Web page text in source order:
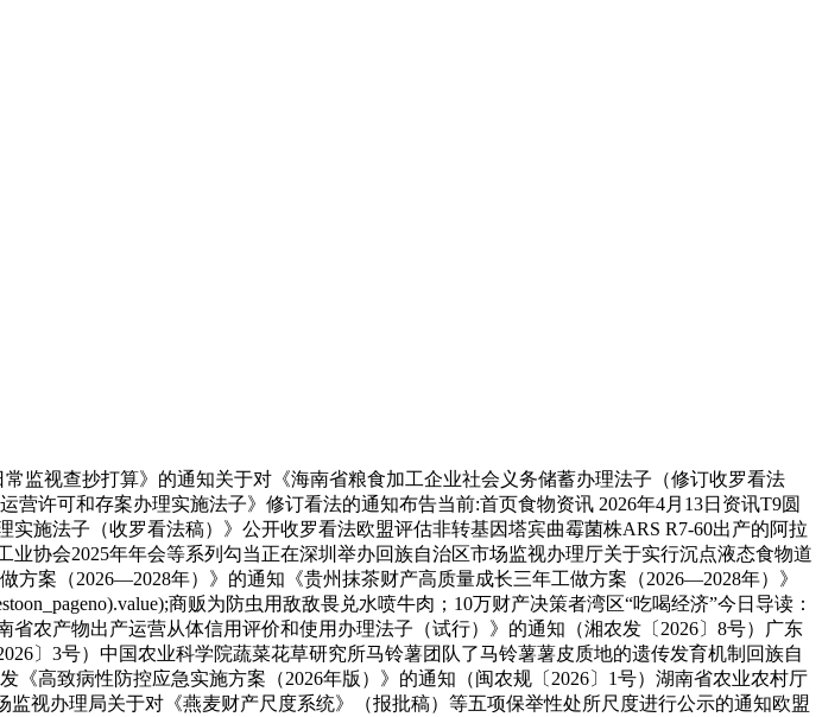
视查抄打算》的通知关于对《海南省粮食加工企业社会义务储蓄办理法子（修订收罗看法
许可和存案办理实施法子》修订看法的通知布告当前:首页食物资讯 2026年4月13日资讯T9圆
施法子（收罗看法稿）》公开收罗看法欧盟评估非转基因塔宾曲霉菌株ARS R7-60出产的阿拉
协会2025年年会等系列勾当正在深圳举办回族自治区市场监视办理厅关于实行沉点液态食物道
案（2026—2028年）》的通知《贵州抹茶财产高质量成长三年工做方案（2026—2028年）》
商贩为防虫用敌敌畏兑水喷牛肉；10万财产决策者湾区“吃喝经济”今日导读：
农产物出产运营从体信用评价和使用办理法子（试行）》的通知（湘农发〔2026〕8号）广东
〕3号）中国农业科学院蔬菜花草研究所马铃薯团队了马铃薯薯皮质地的遗传发育机制回族自
高致病性防控应急实施方案（2026年版）》的通知（闽农规〔2026〕1号）湖南省农业农村厅
视办理局关于对《燕麦财产尺度系统》（报批稿）等五项保举性处所尺度进行公示的通知欧盟